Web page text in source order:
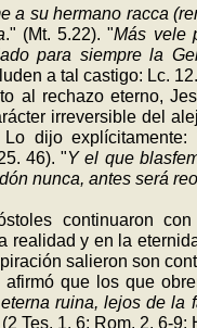
a su hermano racca
." (Mt. 5.22). "Más vele
para siempre la
a tal castigo: Lc.
al rechazo eterno,
irreversible del
dijo explícitamente:
46). "Y el que
nunca, antes será
continuaron con
realidad y en la
salieron son
que los que
ruina, lejos de la
Tes. 1. 6; Rom. 2. 6-9;